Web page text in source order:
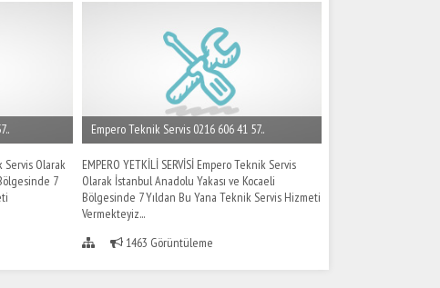
Servis Olarak
7
Empero Teknik Servis 0216 606 41 57..
EMPERO YETKİLİ SERVİSİ Empero Teknik Servis
Olarak İstanbul Anadolu Yakası ve Kocaeli
Bölgesinde 7 Yıldan Bu Yana Teknik Servis Hizmeti
Vermekteyiz...
1463 Görüntüleme